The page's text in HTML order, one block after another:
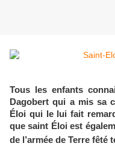
Tous les enfants
Dagobert qui a mis sa
Éloi qui le lui fait
que saint Éloi est
de l’armée de Terre fêté